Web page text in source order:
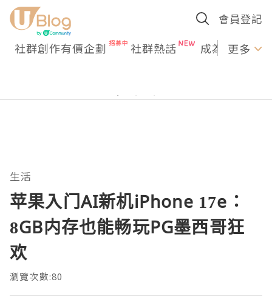
會員登記
社群創作有價企劃 社群熱話 成為U更多
生活
苹果入门AI新机iPhone 17e：
8GB内存也能畅玩PG墨西哥狂
欢
瀏覽次數:80